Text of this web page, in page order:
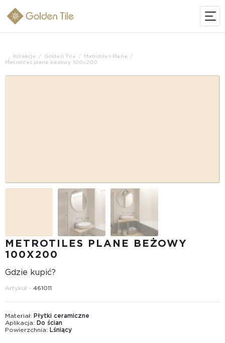
Kolekcje Golden Tile
Metrotiles Plane
Metrotiles plane beżowy 100x200
METROTILES PLANE BEŻOWY
100X200
Gdzie kupić?
Artykuł - 461011
Materiał: Płytki ceramiczne
Aplikacja: Do ścian
Powierzchnia: Lśniący